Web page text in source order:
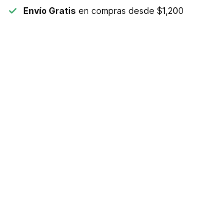
Envío Gratis en compras desde $1,200